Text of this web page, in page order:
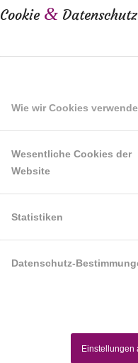
Cookie & Datenschutz
Wie wir Cookies
Wesentliche Cookies der
Website
Statistiken
Datenschutz-
Einstellungen
An der